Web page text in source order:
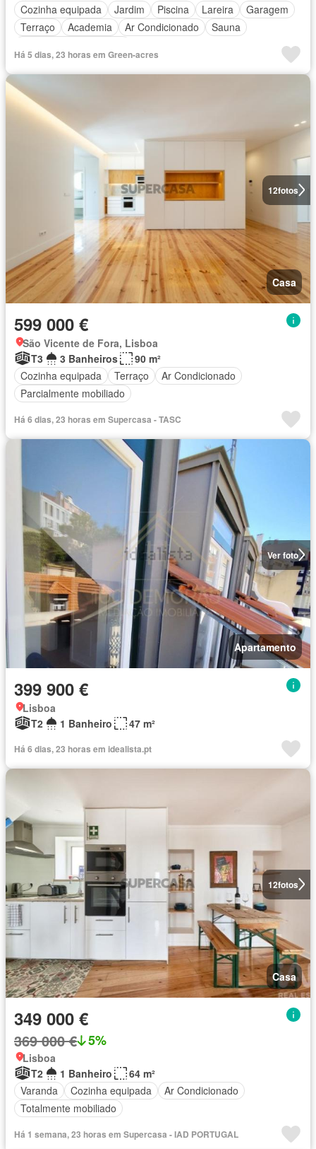
Cozinha equipada
Jardim Piscina Lareira
Garagem
Terraço
Academia Ar Condicionado
Sauna
Há 5 dias, 23 horas em Green-acres
12fotos
Casa
599 000 €
São Vicente de Fora, Lisboa
T3
3 Banheiros
90 m²
Cozinha equipada
Terraço
Ar Condicionado
Parcialmente mobiliado
Há 6 dias, 23 horas em Supercasa - TASC
Ver foto
Apartamento
399 900 €
Lisboa
T2
1 Banheiro 47 m²
Há 6 dias, 23 horas em idealista.pt
12fotos
Casa
349 000 €
369 000 € 5%
Lisboa
T2
1 Banheiro
64 m²
Varanda
Cozinha equipada
Ar Condicionado
Totalmente mobiliado
Há 1 semana, 23 horas em Supercasa - IAD PORTUGAL